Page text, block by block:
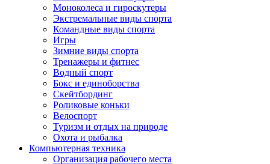
Моноколеса и гироскутеры
Экстремальные виды спорта
Командные виды спорта
Игры
Зимние виды спорта
Тренажеры и фитнес
Водный спорт
Бокс и единоборства
Скейтбординг
Роликовые коньки
Велоспорт
Туризм и отдых на природе
Охота и рыбалка
Компьютерная техника
Организация рабочего места